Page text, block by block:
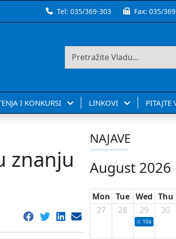
Tel:035/369-303 Fax:035/
I KONKURSI LINKOVI PITAJTE
znanju
NAJAVE
August 2026
Mon Tue Wed Thu
27
28 29
10a
30